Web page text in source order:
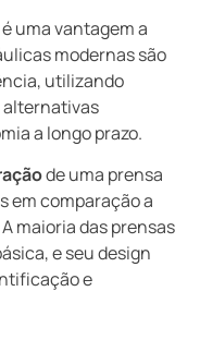
uma vantagem a
modernas são
utilizando
alternativas
a longo prazo.
de uma prensa
em comparação a
maioria das prensas
e seu design
e